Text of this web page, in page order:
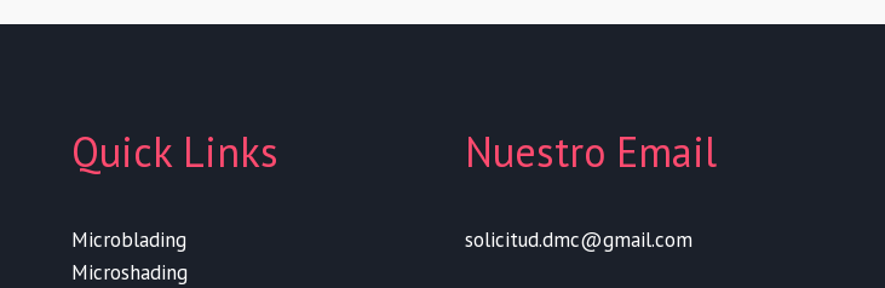
Quick Links
Microblading
Microshading
Nuestro Email
solicitud.dmc@gmail.com